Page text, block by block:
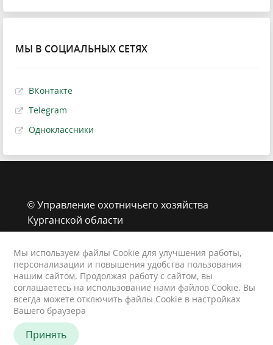
МЫ В СОЦИАЛЬНЫХ СЕТЯХ
ВКонтакте
Telegram
Одноклассники
© Управление охотничьего хозяйства
Курганской области
г. Курган, ул. Володарского, 65 стр.1
8 (3522) 43-39-33
animals@kurganobl.ru
Контакты
Карта сайта
Персональные данные
Мы используем файлы Cookie для улучшения работы,
персонализации и повышения удобства пользования
нашим сайтом. Продолжая работу с сайтом, вы
соглашаетесь на использование нами файлов Cookie. Вы
всегда можете отключить файлы Cookie в настройках
Вашего браузера
Принять